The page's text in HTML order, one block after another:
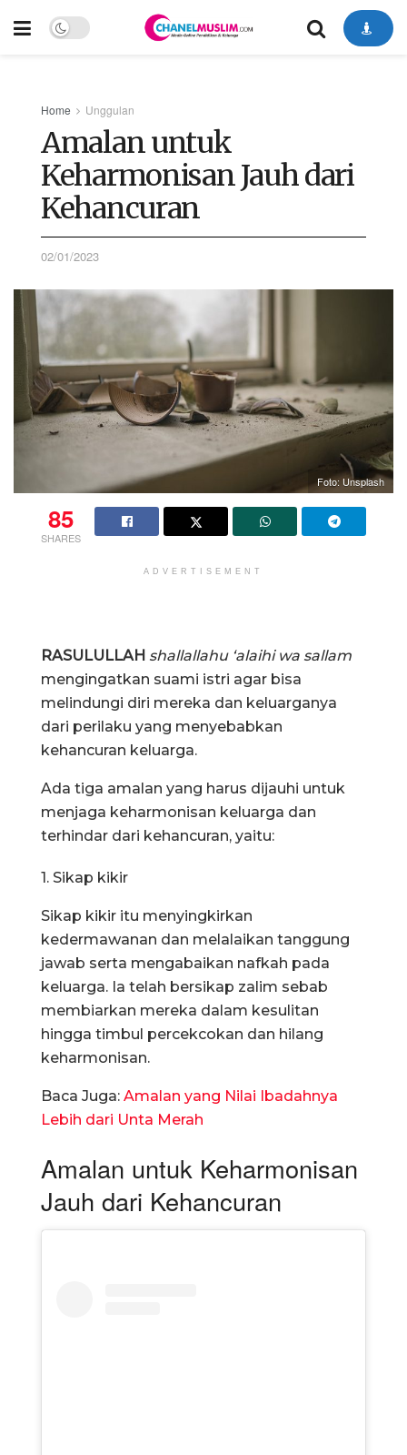
Home Unggulan
Amalan untuk
Keharmonisan Jauh dari
Kehancuran
02/01/2023
Foto: Unsplash
85
SHARES
ADVERTISEMENT
RASULULLAH shallallahu ‘alaihi wa sallam
mengingatkan suami istri agar bisa
melindungi diri mereka dan keluarganya
dari perilaku yang menyebabkan
kehancuran keluarga.
Ada tiga amalan yang harus dijauhi untuk
menjaga keharmonisan keluarga dan
terhindar dari kehancuran, yaitu:
1. Sikap kikir
Sikap kikir itu menyingkirkan
kedermawanan dan melalaikan tanggung
jawab serta mengabaikan nafkah pada
keluarga. Ia telah bersikap zalim sebab
membiarkan mereka dalam kesulitan
hingga timbul percekcokan dan hilang
keharmonisan.
Baca Juga: Amalan yang Nilai Ibadahnya
Lebih dari Unta Merah
Amalan untuk Keharmonisan
Jauh dari Kehancuran